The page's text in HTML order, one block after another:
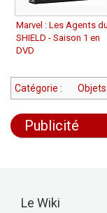
Marvel : Les Agents du
SHIELD - Saison 1 en
DVD
Catégorie :
Publicité
Le Wiki